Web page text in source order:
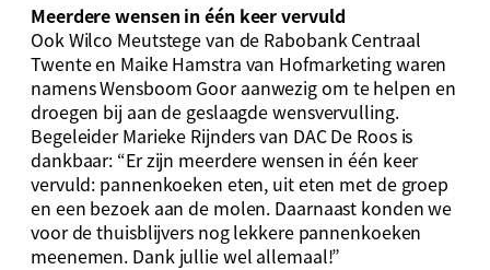
Meerdere wensen in één keer vervuld
Ook Wilco Meutstege van de Rabobank Centraal
Twente en Maike Hamstra van Hofmarketing waren
namens Wensboom Goor aanwezig om te helpen en
droegen bij aan de geslaagde wensvervulling.
Begeleider Marieke Rijnders van DAC De Roos is
dankbaar: “Er zijn meerdere wensen in één keer
vervuld: pannenkoeken eten, uit eten met de groep
en een bezoek aan de molen. Daarnaast konden we
voor de thuisblijvers nog lekkere pannenkoeken
meenemen. Dank jullie wel allemaal!”